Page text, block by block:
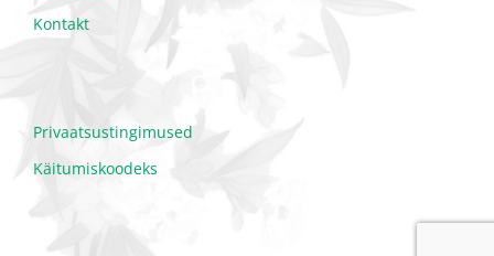
Kontakt
Privaatsustingimused
Käitumiskoodeks